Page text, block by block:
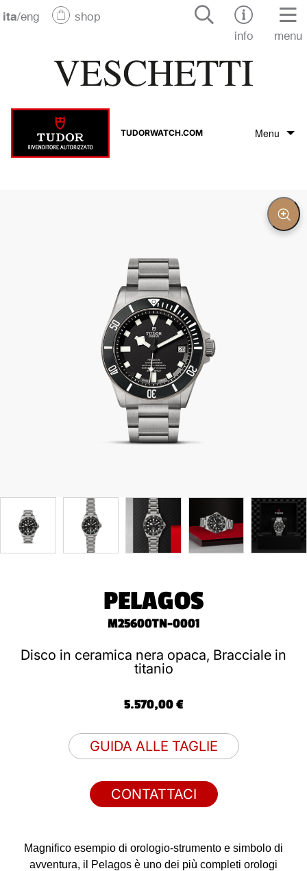
ita/eng
shop
info
menu
TUDORWATCH.COM Menu
Il marchio Tudor
PELAGOS
M25600TN-0001
Disco in ceramica nera opaca, Bracciale in
titanio
5.570,00 €
GUIDA ALLE TAGLIE
CONTATTACI
Magnifico esempio di orologio-strumento e simbolo di
avventura, il Pelagos è uno dei più completi orologi